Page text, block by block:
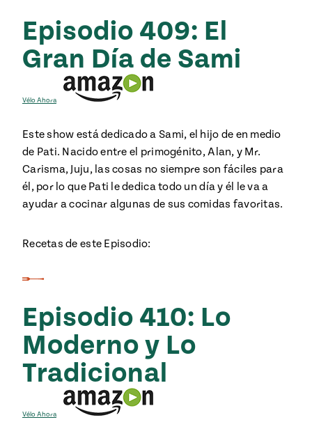
Episodio 409: El
Gran Día de Sami
Vélo Ahora
Este show está dedicado a Sami, el hijo de en medio
de Pati. Nacido entre el primogénito, Alan, y Mr.
Carisma, Juju, las cosas no siempre son fáciles para
él, por lo que Pati le dedica todo un día y él le va a
ayudar a cocinar algunas de sus comidas favoritas.
Recetas de este Episodio:
Episodio 410: Lo
Moderno y Lo
Tradicional
Vélo Ahora